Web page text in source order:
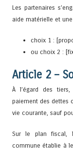
Les partenaires
aide matérielle et
choix 1 :
ou choix 2 :
Article 2 –
À l’égard des
paiement des dettes
vie courante, sauf
Sur le plan fiscal,
commune établie à